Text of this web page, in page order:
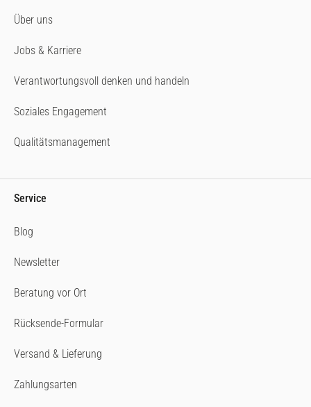
Über uns
Jobs & Karriere
Verantwortungsvoll denken und handeln
Soziales Engagement
Qualitätsmanagement
Service
Blog
Newsletter
Beratung vor Ort
Rücksende-Formular
Versand & Lieferung
Zahlungsarten